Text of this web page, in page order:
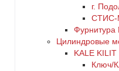
г.
Цилиндровые
KALE KILIT
Ключ/